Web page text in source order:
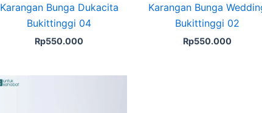
Karangan Bunga Dukacita
Bukittinggi 04
Rp550.000
Karangan Bunga
Bukittinggi 02
Rp550.000